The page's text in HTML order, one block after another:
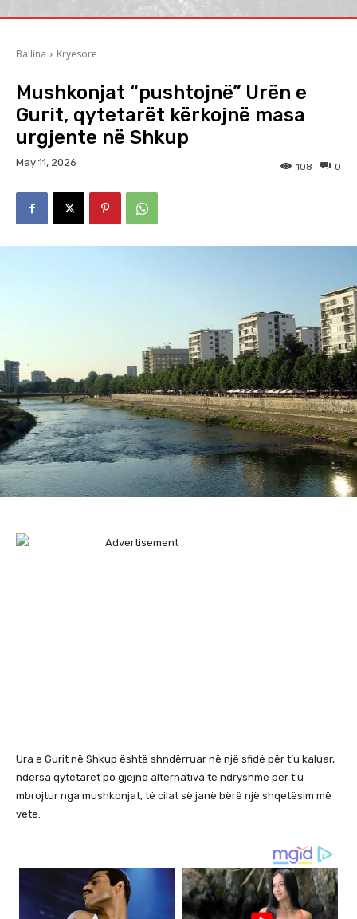
Ballina Kryesore
Mushkonjat “pushtojnë” Urën e
Gurit, qytetarët kërkojnë masa
urgjente në Shkup
May 11, 2026 0
108
Ura e Gurit në Shkup është shndërruar në një sfidë për t’u kaluar,
ndërsa qytetarët po gjejnë alternativa të ndryshme për t’u
mbrojtur nga mushkonjat, të cilat së janë bërë një shqetësim më
vete.